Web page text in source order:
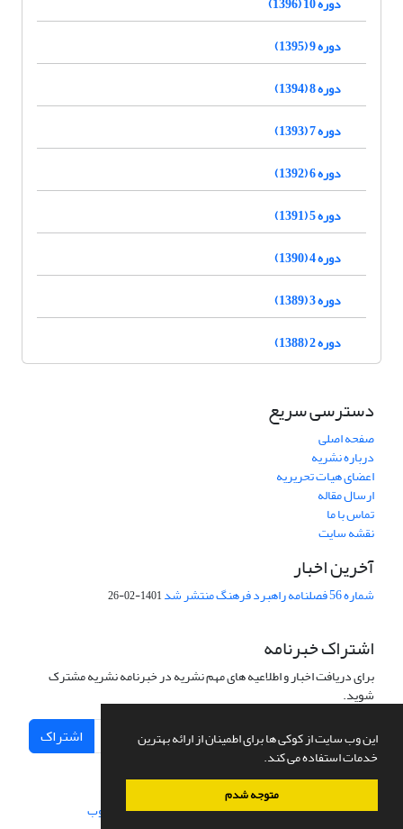
این وب سایت از کوکی ها برای اطمینان از ارائه بهترین
خدمات استفاده می کند.
متوجه شدم
دوره 9 (1395)
دوره 8 (1394)
دوره 7 (1393)
دوره 6 (1392)
دوره 5 (1391)
دوره 4 (1390)
دوره 3 (1389)
دوره 2 (1388)
دسترسی سریع
صفحه اصلی
درباره نشریه
اعضای هیات تحریریه
ارسال مقاله
تماس با ما
نقشه سایت
آخرین اخبار
شماره 56 فصلنامه راهبرد فرهنگ منتشر شد 1401-02-26
اشتراک خبرنامه
برای دریافت اخبار و اطلاعیه های مهم نشریه در خبرنامه نشریه مشترک
شوید.
اشتراک
سامانه مدیریت نشریات علمی.طراحی و پیاده سازی از سیناوب